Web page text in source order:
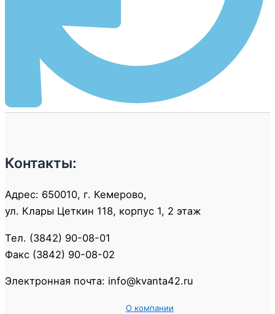
Контакты:
Адрес: 650010, г. Кемерово,
ул. Клары Цеткин 118, корпус 1, 2 этаж
Тел. (3842) 90-08-01
Факс (3842) 90-08-02
Электронная почта: info@kvanta42.ru
О компании